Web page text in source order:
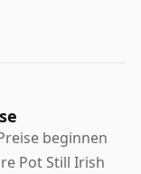
beginnen
Pot Still Irish